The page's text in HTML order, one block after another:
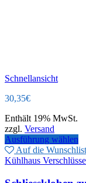
Schnellansicht
30,35€
Enthält 19% MwSt.
zzgl. Versand
Ausführung wählen
Auf die
Kühlhaus